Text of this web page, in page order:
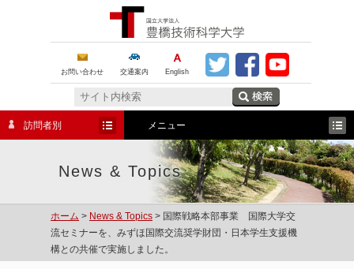
お問い合わせ 交通案内 English
訪問者別 メニュー
News & Topics
ホーム > News & Topics > 国際戦略本部事業 国際大学交
流セミナーを、みずほ国際交流奨学財団・日本学生支援機
構との共催で実施しました。